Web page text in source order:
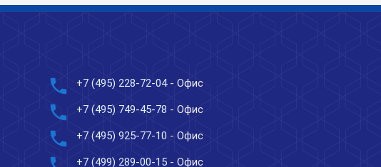
phone +7 (495) 228-72-04- Офис
phone +7 (495) 749-45-78 - Офис
phone +7 (495) 925-77-10 - Офис
+7 (499) 289-00-15 - Офис